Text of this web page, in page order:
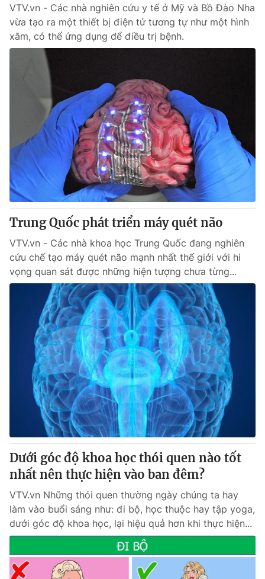
VTV.vn - Các nhà nghiên cứu y tế ở Mỹ và Bồ Đào Nha
vừa tạo ra một thiết bị điện tử tương tự như một hình
xăm, có thể ứng dụng để điều trị bệnh.
Trung Quốc phát triển máy quét não
VTV.vn - Các nhà khoa học Trung Quốc đang nghiên
cứu chế tạo máy quét não mạnh nhất thế giới với hi
vọng quan sát được những hiện tượng chưa từng...
Dưới góc độ khoa học thói quen nào tốt
nhất nên thực hiện vào ban đêm?
VTV.vn Những thói quen thường ngày chúng ta hay
làm vào buổi sáng như: đi bộ, học thuộc hay tập yoga,
dưới góc độ khoa học, lại hiệu quả hơn khi thực hiện...